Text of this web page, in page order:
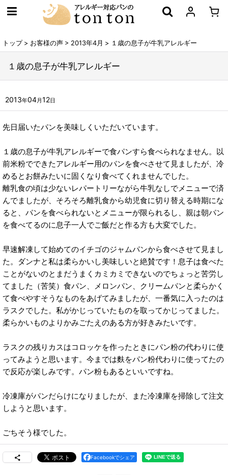
トップ > お客様の声 > 2013年4月 > １歳の息子が牛乳アレルギー
１歳の息子が牛乳アレルギー
2013年04月 12日
先日届いたパンを美味しくいただいています。
１歳の息子が牛乳アレルギーで食パンすら食べられなません。以
前米粉でできたアレルギー用のパンを食べさせて見ましたが、冷
めるとお餅みたいに固くなり食べてくれませんでした。
離乳食の頃は少ないレパートリーながら牛乳なしでメニューで済
んでましたが、そろそろ離乳食から幼児食に切り替える時期にな
ると、パンを食べられないとメニューが限られるし、親は朝パン
を食べてるのに息子一人でご飯だと作る方も大変でした。
早速解凍して始めてのイチゴのジャムパンから食べさせて見まし
た。ダンナと私は柔らかいし美味しいと絶賛です！息子は食べた
ことがないのとまだうまくカミカミできないのでちょっと苦労し
てました（苦笑）食パン、メロンパン、クリームパンと柔らかく
て食べやすそうなものをあげてみましたが、一番気に入ったのは
ラスクでした。私がかじっていたものを取ってかじってました。
柔らかいものよりかみごたえのある方が好きみたいです。
ラスクの残りカスはコロッケを作ったときにパン粉の代わりに使
ってみようと思います。今までは麩をパン粉代わりに使ってたの
で反応が楽しみです。パン粉もあるといいですね。
冷凍庫がパンだらけになりましたが、また冷凍庫を掃除して注文
しようと思います。
ごちそう様でした。
Facebookでシェア